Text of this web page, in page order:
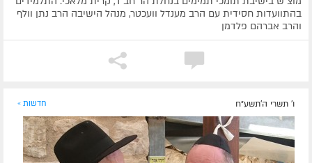
בהתוועדות חסידית עם הרב מענדל וועכטר, מנהל הישיבה הרב נתן וולף
והרב אברהם פלדמן
ו' תשרי ה׳תשע״ח חדשות »